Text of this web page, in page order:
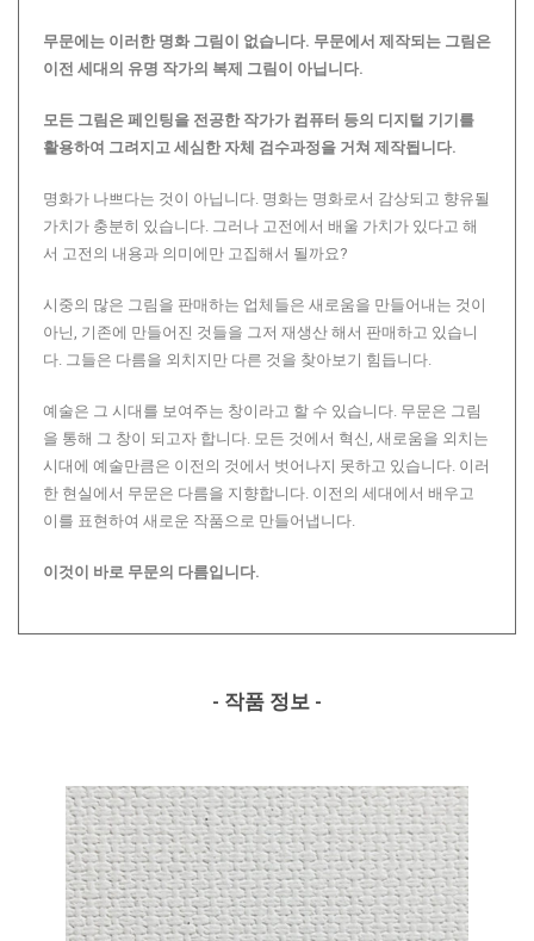
무문에는 이러한 명화 그림이 없습니다. 무문에서 제작되는 그림은
이전 세대의 유명 작가의 복제 그림이 아닙니다.
모든 그림은 페인팅을 전공한 작가가 컴퓨터 등의 디지털 기기를
활용하여 그려지고 세심한 자체 검수과정을 거쳐 제작됩니다.
명화가 나쁘다는 것이 아닙니다. 명화는 명화로서 감상되고 향유될
가치가 충분히 있습니다. 그러나 고전에서 배울 가치가 있다고 해
서 고전의 내용과 의미에만 고집해서 될까요?
시중의 많은 그림을 판매하는 업체들은 새로움을 만들어내는 것이
아닌, 기존에 만들어진 것들을 그저 재생산 해서 판매하고 있습니
다. 그들은 다름을 외치지만 다른 것을 찾아보기 힘듭니다.
예술은 그 시대를 보여주는 창이라고 할 수 있습니다. 무문은 그림
을 통해 그 창이 되고자 합니다. 모든 것에서 혁신, 새로움을 외치는
시대에 예술만큼은 이전의 것에서 벗어나지 못하고 있습니다. 이러
한 현실에서 무문은 다름을 지향합니다. 이전의 세대에서 배우고
이를 표현하여 새로운 작품으로 만들어냅니다.
이것이 바로 무문의 다름입니다.
- 작품 정보 -